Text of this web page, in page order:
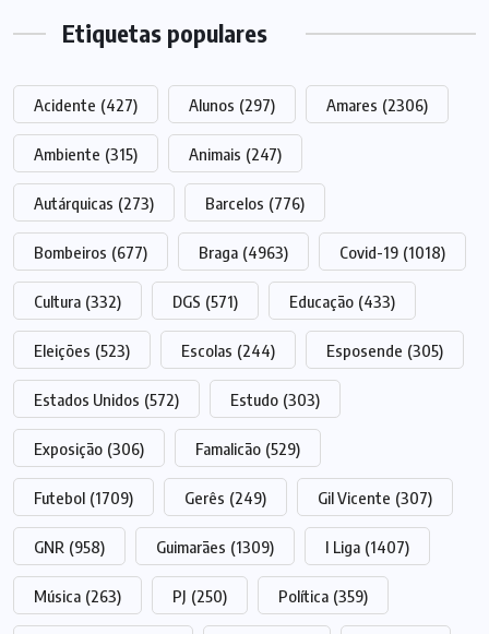
Etiquetas populares
Acidente (427) Alunos (297) Amares (2306)
Ambiente (315) Animais (247)
Autárquicas (273) Barcelos (776)
Bombeiros (677) Braga (4963) Covid-19 (1018)
Cultura (332) DGS (571) Educação (433)
Eleições (523) Escolas (244) Esposende (305)
Estados Unidos (572) Estudo (303)
Exposição (306) Famalicão (529)
Futebol (1709) Gerês (249) Gil Vicente (307)
GNR (958) Guimarães (1309) I Liga (1407)
Música (263) PJ (250) Política (359)